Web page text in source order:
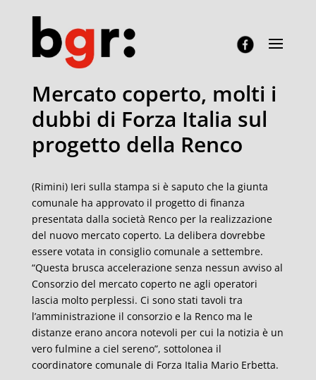
Mercato coperto, molti i
dubbi di Forza Italia sul
progetto della Renco
(Rimini) Ieri sulla stampa si è saputo che la giunta
comunale ha approvato il progetto di finanza
presentata dalla società Renco per la realizzazione
del nuovo mercato coperto. La delibera dovrebbe
essere votata in consiglio comunale a settembre.
“Questa brusca accelerazione senza nessun avviso al
Consorzio del mercato coperto ne agli operatori
lascia molto perplessi. Ci sono stati tavoli tra
l’amministrazione il consorzio e la Renco ma le
distanze erano ancora notevoli per cui la notizia è un
vero fulmine a ciel sereno”, sottolonea il
coordinatore comunale di Forza Italia Mario Erbetta.